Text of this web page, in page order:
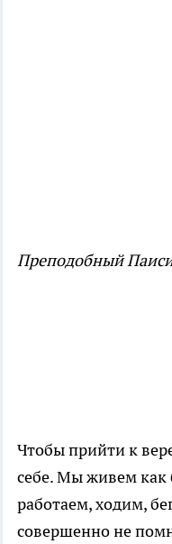
Преподобный
Чтобы прийти к
себе. Мы живем как
работаем, ходим,
совершенно не